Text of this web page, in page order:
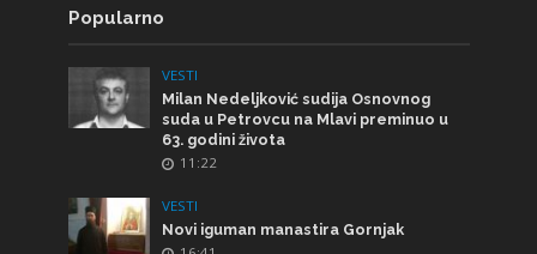
Popularno
VESTI
Milan Nedeljković sudija Osnovnog
suda u Petrovcu na Mlavi preminuo u
63. godini života
11:22
VESTI
Novi iguman manastira Gornjak